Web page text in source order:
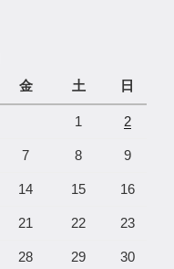
金 土 日
1 2
7 8 9
14 15 16
21 22 23
28 29 30